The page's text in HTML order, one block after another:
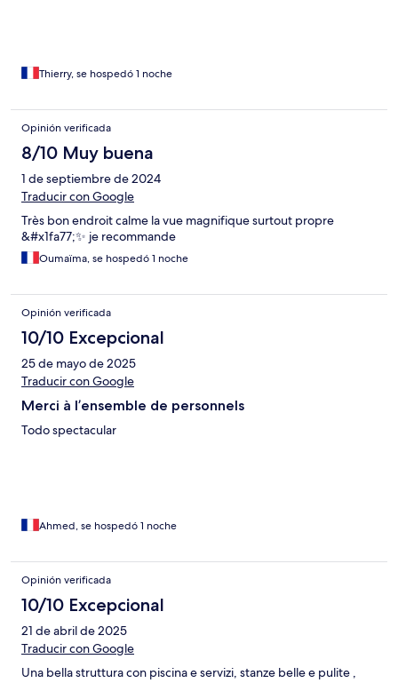
Thierry, se hospedó 1 noche
Opinión verificada
8/10 Muy buena
1 de septiembre de 2024
Traducir con Google
Très bon endroit calme la vue magnifique surtout propre
&#x1fa77;✨ je recommande
Oumaïma, se hospedó 1 noche
Opinión verificada
10/10 Excepcional
25 de mayo de 2025
Traducir con Google
Merci à l’ensemble de personnels
Todo spectacular
Ahmed, se hospedó 1 noche
Opinión verificada
10/10 Excepcional
21 de abril de 2025
Traducir con Google
Una bella struttura con piscina e servizi, stanze belle e pulite ,